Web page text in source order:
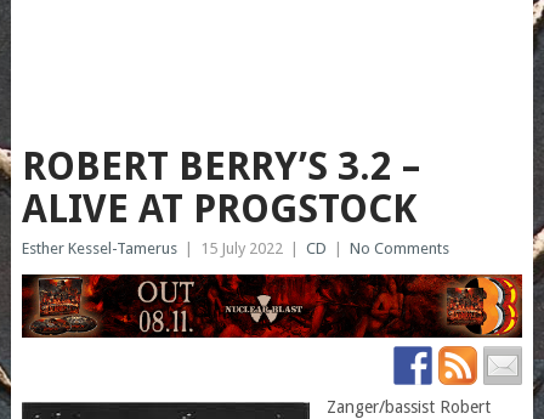
ROBERT BERRY’S 3.2 –
ALIVE AT PROGSTOCK
Esther Kessel-Tamerus 15 July 2022 CD No Comments
Zanger/bassist Robert